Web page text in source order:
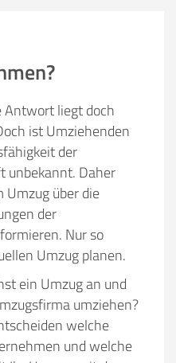
Antwort liegt doch
ist Umziehenden
der
unbekannt. Daher
Umzug über die
der
Nur so
Umzug planen.
ein Umzug an und
umziehen?
welche
und welche